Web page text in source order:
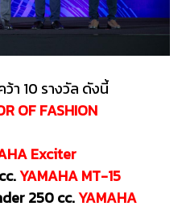
า 10 รางวัล ดังนี้
OF FASHION
Exciter
YAMAHA MT-15
250 cc.YAMAHA